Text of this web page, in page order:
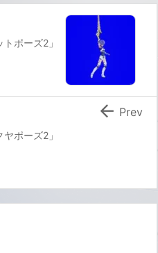
ポーズ2」
ポーズ2」
 Prev